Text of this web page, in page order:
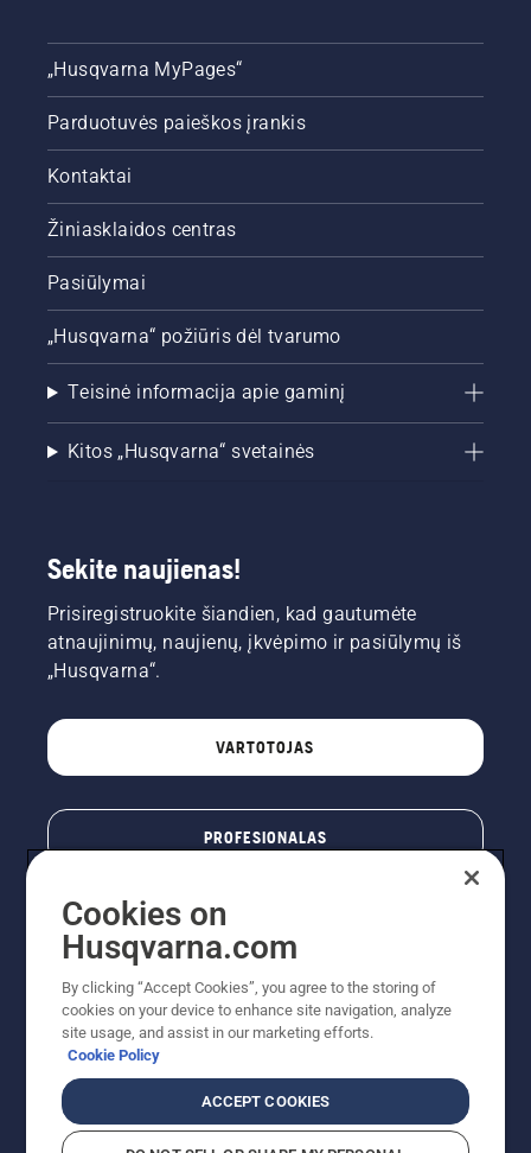
„Husqvarna MyPages“
Parduotuvės paieškos įrankis
Kontaktai
Žiniasklaidos centras
Pasiūlymai
„Husqvarna“ požiūris dėl tvarumo
Teisinė informacija apie gaminį
Kitos „Husqvarna“ svetainės
Sekite naujienas!
Prisiregistruokite šiandien, kad gautumėte
atnaujinimų, naujienų, įkvėpimo ir pasiūlymų iš
„Husqvarna“.
VARTOTOJAS
PROFESIONALAS
© „Husqvarna AB“ (leid). Visos teisės priklauso autoriui.
Nurodoma rekomenduojama mažmeninė kaina (RMK),
įskaitant PVM. RMK yra kaina, už kurią gamintojas
Cookies on
Husqvarna.com
By clicking “Accept Cookies”, you agree to the storing of
cookies on your device to enhance site navigation, analyze
site usage, and assist in our marketing efforts.
Cookie Policy
ACCEPT COOKIES